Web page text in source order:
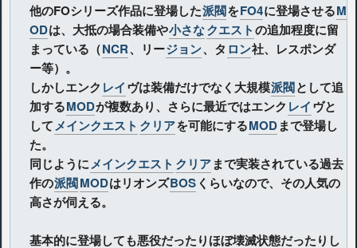
他のFOシリーズ作品に登場した派閥をFO4に登場させるM
ODは、大抵の場合装備や小さなクエストの追加程度に留
まっている（NCR、リージョン、タ ロン社、レスポンダ
ー等）。
しかしエンク レイヴは装備だけでなく大規模派閥として追
加するMODが複数あり、さらに最近ではエンク レイヴと
してメインクエスト クリアを可能にするMODまで登場し
た。
同じようにメインクエスト クリアまで実装されている過去
作の派閥MODはリオンズBOS くらいなので、その人気の
高さが伺える。
基本的に登場しても悪役だったりほぼ壊滅状態だったりし